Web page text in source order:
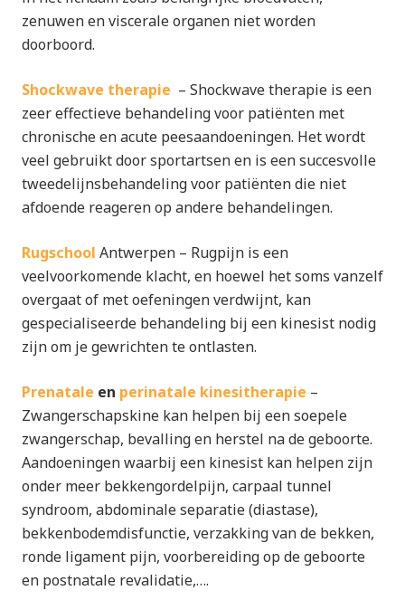
zenuwen en viscerale organen niet worden
doorboord.
Shockwave therapie – Shockwave therapie is een
zeer effectieve behandeling voor patiënten met
chronische en acute peesaandoeningen. Het wordt
veel gebruikt door sportartsen en is een succesvolle
tweedelijnsbehandeling voor patiënten die niet
afdoende reageren op andere behandelingen.
Rugschool Antwerpen – Rugpijn is een
veelvoorkomende klacht, en hoewel het soms vanzelf
overgaat of met oefeningen verdwijnt, kan
gespecialiseerde behandeling bij een kinesist nodig
zijn om je gewrichten te ontlasten.
Prenatale en perinatale kinesitherapie –
Zwangerschapskine kan helpen bij een soepele
zwangerschap, bevalling en herstel na de geboorte.
Aandoeningen waarbij een kinesist kan helpen zijn
onder meer bekkengordelpijn, carpaal tunnel
syndroom, abdominale separatie (diastase),
bekkenbodemdisfunctie, verzakking van de bekken,
ronde ligament pijn, voorbereiding op de geboorte
en postnatale revalidatie,….